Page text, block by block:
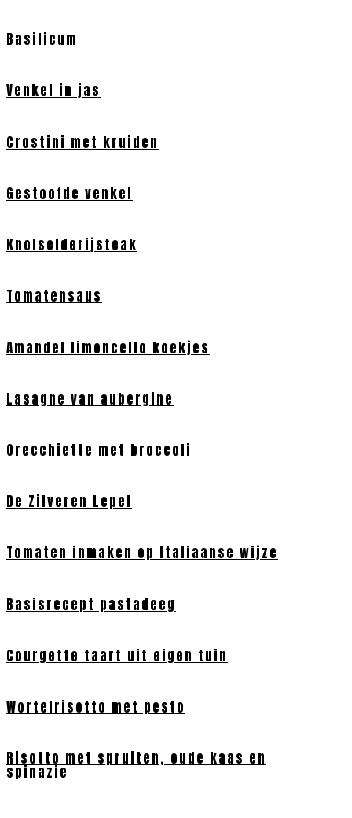
Basilicum
Venkel in jas
Crostini met kruiden
Gestoofde venkel
Knolselderijsteak
Tomatensaus
Amandel limoncello koekjes
Lasagne van aubergine
Orecchiette met broccoli
De Zilveren Lepel
Tomaten inmaken op Italiaanse wijze
Basisrecept pastadeeg
Courgette taart uit eigen tuin
Wortelrisotto met pesto
Risotto met spruiten, oude kaas en
spinazie